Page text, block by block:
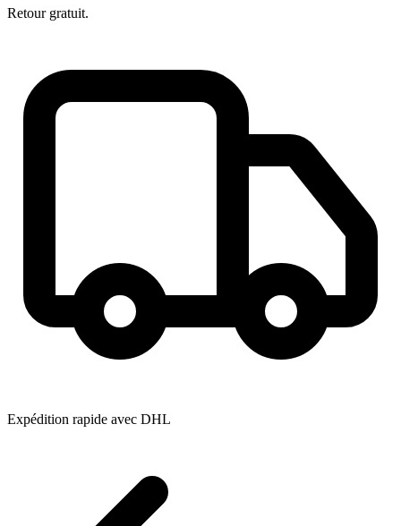
Retour gratuit.
Expédition rapide avec DHL